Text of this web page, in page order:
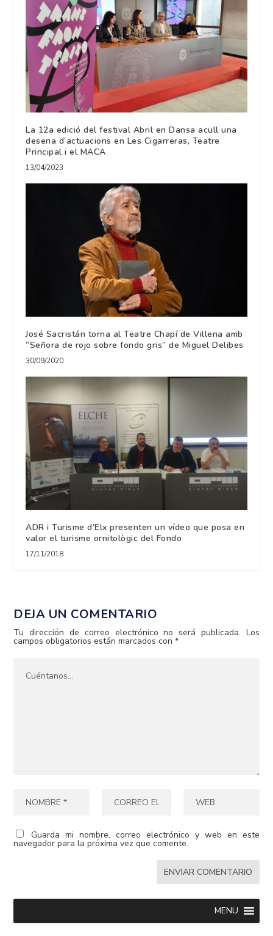
La 12a edició del festival Abril en Dansa acull una
desena d’actuacions en Les Cigarreras, Teatre
Principal i el MACA
13/04/2023
José Sacristán torna al Teatre Chapí de Villena amb
“Señora de rojo sobre fondo gris” de Miguel Delibes
30/09/2020
ADR i Turisme d’Elx presenten un vídeo que posa en
valor el turisme ornitològic del Fondo
17/11/2018
DEJA UN COMENTARIO
Tu dirección de correo electrónico no será publicada. Los
campos obligatorios están marcados con*
Guarda mi nombre, correo electrónico y web en este
navegador para la próxima vez que comente.
MENU